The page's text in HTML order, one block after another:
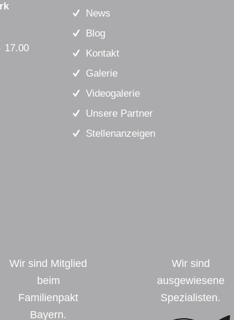
News
Blog
Kontakt
Galerie
Videogalerie
Unsere Partner
Stellenanzeigen
Wir sind Mitglied
beim
Familienpakt
Bayern.
Wir sind
ausgewiesene
Spezialisten.